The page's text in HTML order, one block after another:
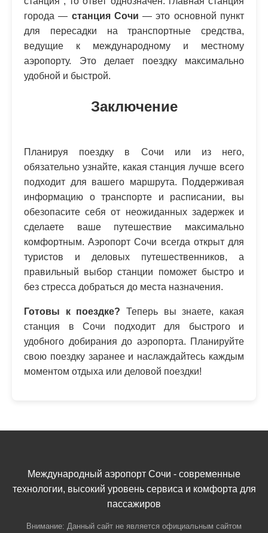
города — станция Сочи — это основной пункт
для пересадки на транспортные средства,
ведущие к международному и местному
аэропорту. Это делает поездку максимально
удобной и быстрой.
Заключение
Планируя поездку в Сочи или из него,
обязательно узнайте, какая станция лучше всего
подходит для вашего маршрута. Поддерживая
информацию о транспорте и расписании, вы
обезопасите себя от неожиданных задержек и
сделаете ваше путешествие максимально
комфортным. Аэропорт Сочи всегда открыт для
туристов и деловых путешественников, а
правильный выбор станции поможет быстро и
без стресса добраться до места назначения.
Готовы к поездке? Теперь вы знаете, какая
станция в Сочи подходит для быстрого и
удобного добирания до аэропорта. Планируйте
свою поездку заранее и наслаждайтесь каждым
моментом отдыха или деловой поездки!
Международный аэропорт Сочи - современные
технологии, высокий уровень сервиса и комфорта для
пассажиров
Внимание: Данный сайт не является официальным сайтом